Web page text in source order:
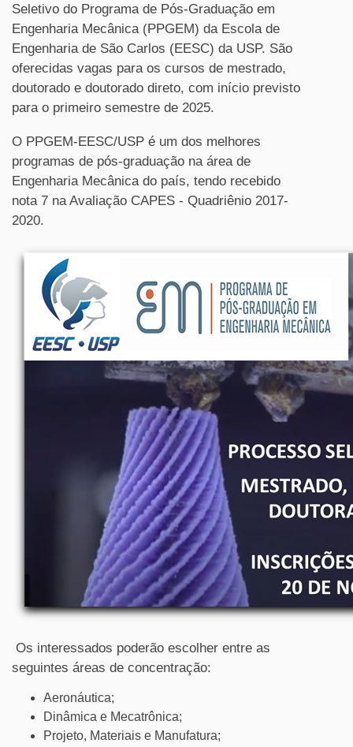
Seletivo do Programa de Pós-Graduação em
Engenharia Mecânica (PPGEM) da Escola de
Engenharia de São Carlos (EESC) da USP. São
oferecidas vagas para os cursos de mestrado,
doutorado e doutorado direto, com início previsto
para o primeiro semestre de 2025.
O PPGEM-EESC/USP é um dos melhores
programas de pós-graduação na área de
Engenharia Mecânica do país, tendo recebido
nota 7 na Avaliação CAPES - Quadriênio 2017-
2020.
Os interessados poderão escolher entre as
seguintes áreas de concentração:
Aeronáutica;
Dinâmica e Mecatrônica;
Projeto, Materiais e Manufatura;